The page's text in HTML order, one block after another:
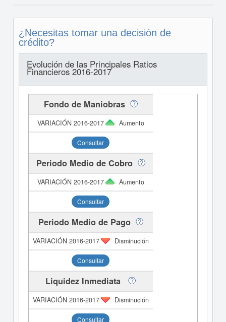
¿Necesitas tomar una decisión de
crédito?
Evolución de las Principales Ratios
Financieros 2016-2017
Fondo de Maniobras
Aumento
Consultar
Periodo Medio de Cobro
Aumento
Consultar
Periodo Medio de Pago
Disminución
Consultar
Liquidez Inmediata
Disminución
Consultar